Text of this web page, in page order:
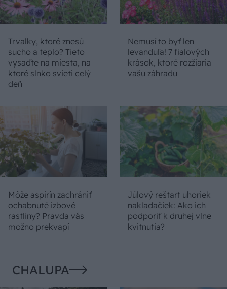
Trvalky, ktoré znesú
sucho a teplo? Tieto
vysaďte na miesta, na
ktoré slnko svieti celý
deň
Nemusí to byť len
levanduľa! 7 fialových
krások, ktoré rozžiaria
vašu záhradu
Môže aspirín zachrániť
ochabnuté izbové
rastliny? Pravda vás
možno prekvapí
Júlový reštart uhoriek
nakladačiek: Ako ich
podporiť k druhej vlne
kvitnutia?
CHALUPA